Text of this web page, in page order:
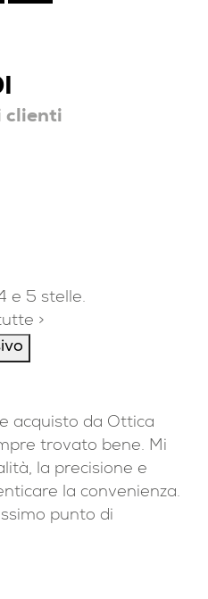
clienti
e 5 stelle.
>
acquisto da Ottica
trovato bene. Mi
la precisione e
la convenienza.
punto di